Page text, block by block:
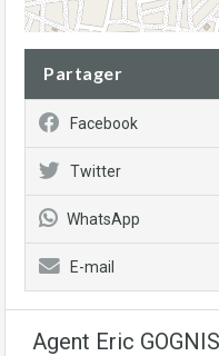
Partager
Facebook
Twitter
WhatsApp
E-mail
Agent Eric